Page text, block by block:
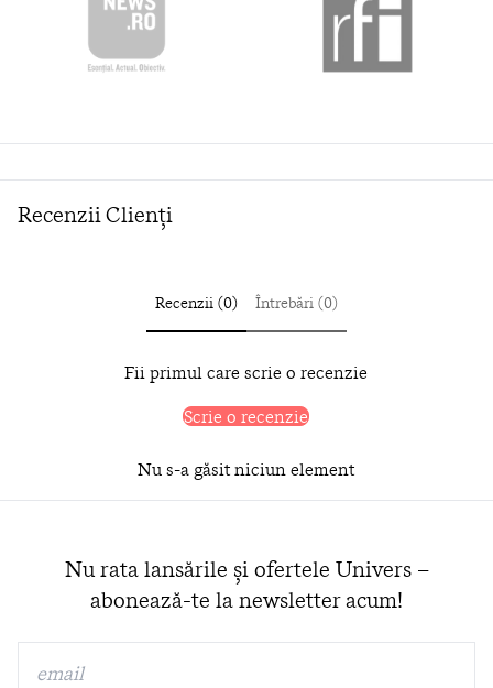
Recenzii Clienți
Recenzii (0) Întrebări (0)
Fii primul care scrie o recenzie
Scrie o recenzie
Nu s-a găsit niciun element
Nu rata lansările și ofertele Univers –
abonează-te la newsletter acum!